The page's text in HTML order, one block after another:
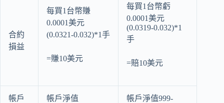
合約
損益
每買1台幣賺
0.0001美元
(0.0321-0.032)*1手
=賺10美元
每買1台幣虧
0.0001美元
(0.0319-0.032)*1
手
=賠10美元
帳戶
帳戶淨值
帳戶淨值999-